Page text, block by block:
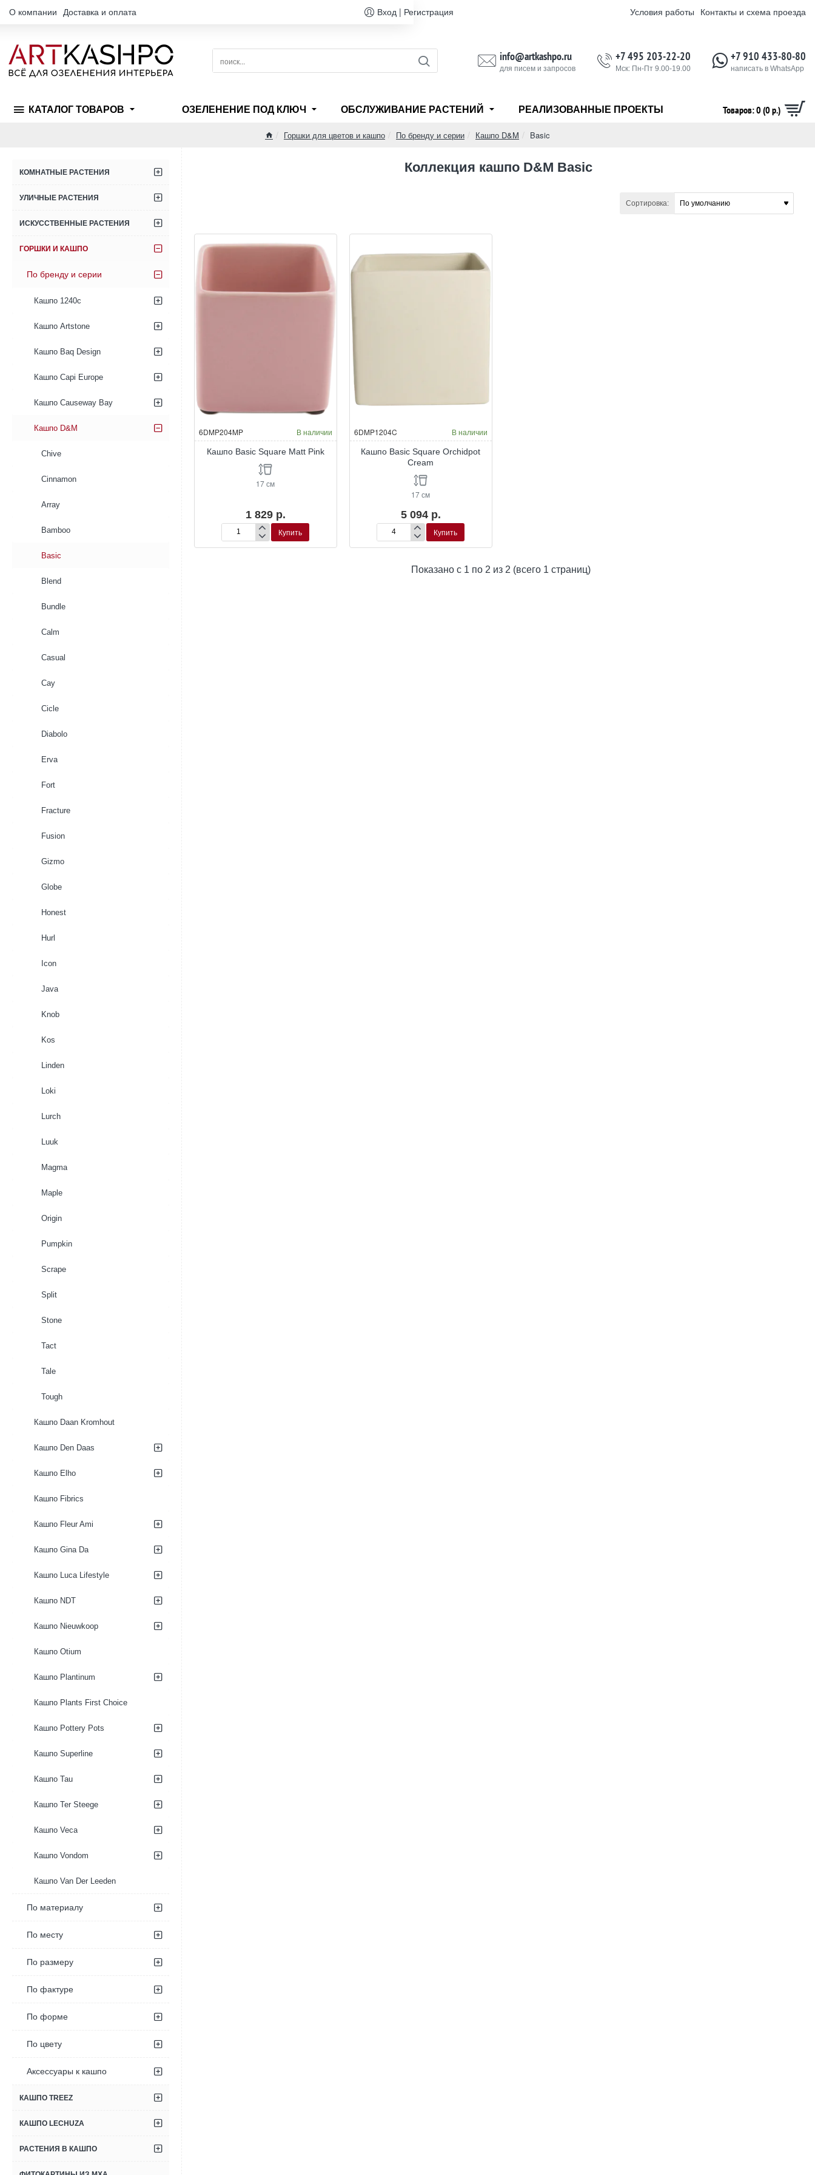
О компании Доставка и оплата Вход | Регистрация Условия работы Контакты и схема проезда
поиск...
info@artkashpo.ru
для писем и запросов
+7 495 203-22-20
Мск: Пн-Пт 9.00-19.00
+7 910 433-80-80
написать в WhatsApp
КАТАЛОГ ТОВАРОВ ОЗЕЛЕНЕНИЕ ПОД КЛЮЧ ОБСЛУЖИВАНИЕ РАСТЕНИЙ РЕАЛИЗОВАННЫЕ ПРОЕКТЫ Товаров: 0 (0 р.)
Горшки для цветов и кашпо По бренду и серии Кашпо D&M Basic
КОМНАТНЫЕ РАСТЕНИЯ
УЛИЧНЫЕ РАСТЕНИЯ
ИСКУССТВЕННЫЕ РАСТЕНИЯ
ГОРШКИ И КАШПО
По бренду и серии
Кашпо 1240c
Кашпо Artstone
Кашпо Baq Design
Кашпо Capi Europe
Кашпо Causeway Bay
Кашпо D&M
Chive
Cinnamon
Array
Bamboo
Basic
Blend
Bundle
Calm
Casual
Cay
Cicle
Diabolo
Erva
Fort
Fracture
Fusion
Gizmo
Globe
Honest
Hurl
Icon
Java
Knob
Kos
Linden
Loki
Lurch
Luuk
Magma
Maple
Origin
Pumpkin
Scrape
Split
Stone
Tact
Tale
Tough
Кашпо Daan Kromhout
Кашпо Den Daas
Кашпо Elho
Кашпо Fibrics
Кашпо Fleur Ami
Кашпо Gina Da
Кашпо Luca Lifestyle
Кашпо NDT
Кашпо Nieuwkoop
Кашпо Otium
Кашпо Plantinum
Кашпо Plants First Choice
Кашпо Pottery Pots
Кашпо Superline
Кашпо Tau
Кашпо Ter Steege
Кашпо Veca
Кашпо Vondom
Кашпо Van Der Leeden
По материалу
По месту
По размеру
По фактуре
По форме
По цвету
Аксессуары к кашпо
КАШПО TREEZ
КАШПО LECHUZA
РАСТЕНИЯ В КАШПО
Коллекция кашпо D&M Basic
Сортировка:
6DMP204MP В наличии
Кашпо Basic Square Matt Pink
17 см
1 829 р.
Кашпо
Basic
Купить
6DMP1204C В наличии
Кашпо Basic Square Orchidpot
Cream
17 см
5 094 р.
Кашпо
Basic
Купить
Показано с 1 по 2 из 2 (всего 1 страниц)